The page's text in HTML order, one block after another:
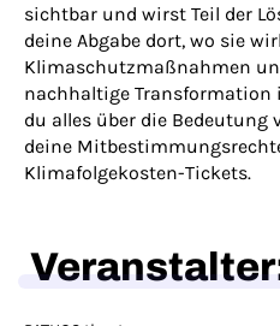
sichtbar und wirst Teil der
deine Abgabe dort, wo sie
Klimaschutzmaßnahmen
nachhaltige Transformation
du alles über die
deine
Klimafolgekosten-Tickets.